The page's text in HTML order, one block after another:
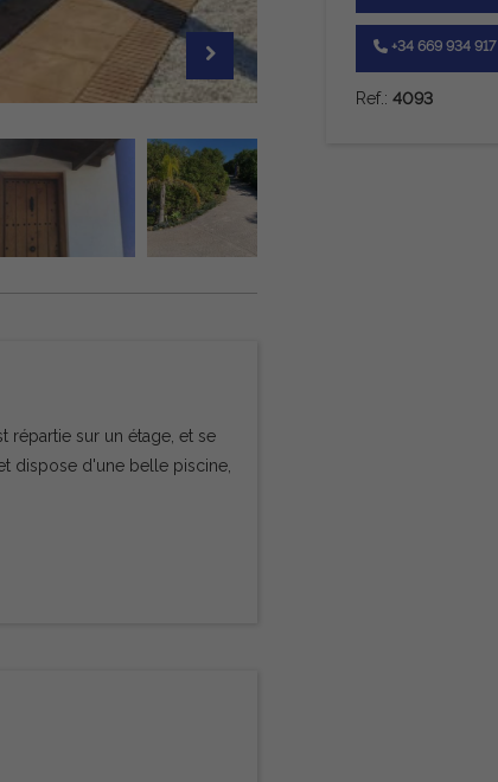
répartie sur un étage, et se
dispose d'une belle piscine,
+34 669 934 917
Ref.:4093